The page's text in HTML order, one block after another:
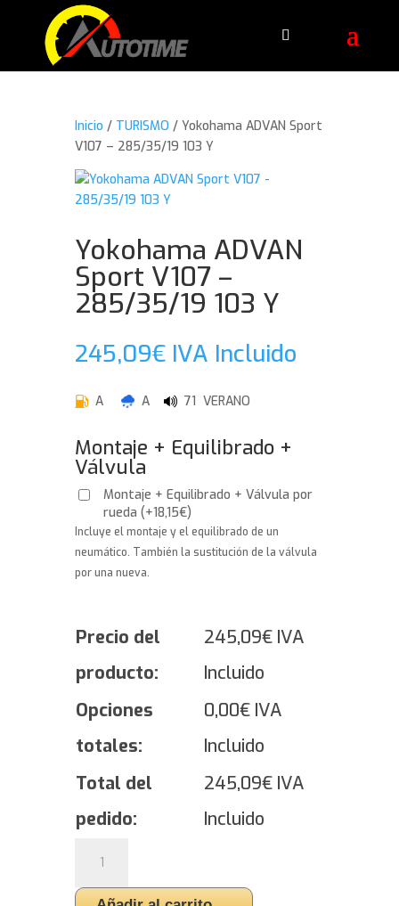
Inicio / TURISMO / Yokohama ADVAN Sport
V107 – 285/35/19 103 Y
Yokohama ADVAN
Sport V107 –
285/35/19 103 Y
245,09€ IVA Incluido
A A 71 VERANO
Montaje + Equilibrado +
Válvula
Montaje + Equilibrado + Válvula por
rueda(+18,15€)
Incluye el montaje y el equilibrado de un
neumático. También la sustitución de la válvula
por una nueva.
Precio del
producto:
245,09€ IVA
Incluido
Opciones
totales:
0,00€ IVA
Incluido
Total del
pedido:
245,09€ IVA
Incluido
ADVAN
Sport